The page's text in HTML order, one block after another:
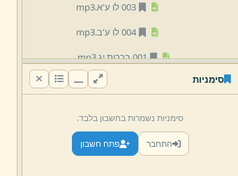
003 לו ע'א.
mp3
004 לו ע'ב.
mp3
001 ברכות יג.
mp3
10 הרב ירמיהו זילברמן
12 הרב אברהם ציטרין
סימניות
סימניות נשמרות בחשבון בלבד.
התחבר פתח חשבון